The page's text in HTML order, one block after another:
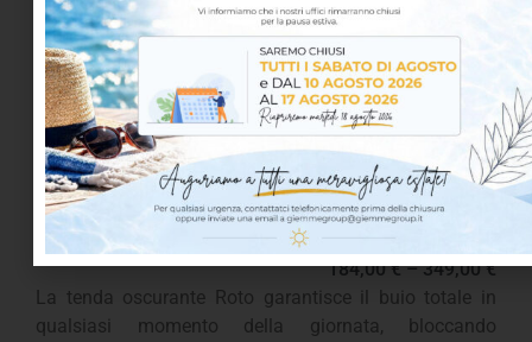
Tenda oscurante
184,00€ – 349,00€
La tenda oscurante Roto garantisce il buio totale in
qualsiasi momento della giornata, bloccando